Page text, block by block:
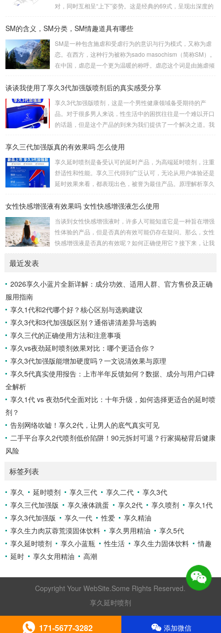
对，同时互相呈“上下”姿势。这是经典的69式，呈现出深度的
头枕女方大腿。这种体位让双方能更轻松地互相口爱。3、立
考验了男女双方身体素质，需慎重尝试。侧躺式的舒适之处这
一姿势的独特之处在于，女性可以更轻松地掌控伴侣的口舌刺
激，同时避免疲劳。男性则可通过合适的角度和...
SM的含义，SM分类，SM情趣道具有哪些
SM是一种包含施虐和受虐行为的意识与行为模式，又称为虐
恋。在西方，这种行为被称为sado masochism（简称SM）。
在中国，虐恋是一个更为温暖的称呼。虐恋这个词是由施虐倾
英文简写即我们通常所说的SM。SM情趣道具包括捆绑和束
野外调教、蜡烛、冰块、夹子、鞭打、头发、剃体毛等。这些
道具在使用时需要注意安全和卫生，尤其是涉及到身体部位的
刺激和捆绑时，要注意血...
谈谈我使用了享久3代加强版喷剂后的真实感受分享
享久3代加强版喷剂，这是一个男性健康领域备受期待的产
品。对于很多男人来说，性生活中的困扰往往是一个难以开口
的话题，但是这个产品的到来为我们提供了一个解决之道。我
事时间方面提供了显著的帮助。首先，我要强调的是这个产品
然后轻轻按摩，稍等片刻，你就可以享受到它的效果了。这一
点对我来说非常重要，因为它不需要繁琐的准备或额外的设
备，而是一个方便且离不开家的解决方案。当我第一次使用...
享久三代加强版真的有效果吗 怎么使用
享久延时喷剂是备受认可的延时产品，为高端延时喷剂，注重
舒适性和性能。享久三代得到广泛认可，无论从用户体验还是
延时效果来看，都表现出色，被誉为最佳产品。原理解析享久
物、马鹿茸、人参、秦椒、乙醇等。这些成分不仅减少敏感度
保留性生活的乐趣。产品特性起效时间：15分钟延时时间：3
0分钟左右最长有效时间：15小时15分钟开始起效，30分钟至
7小时内效果最佳，15小时内持续有效。清洗...
女性快感增强液有效果吗 女性快感增强液怎么使用
当谈到女性快感增强液时，许多人可能知道它是一种旨在增强
性体验的产品，但是否真的有效可能仍存在疑问。那么，女性
快感增强液是否真的有效呢？如何正确使用它？接下来，让我
于提高性表现，并增加私处的敏感度，从而改善性生活。如果
足你的生理需求。女性快感增强液的使用方法女性快感...
最近发表
2026享久小蓝片全新详解：成分功效、适用人群、官方售价及正确
服用指南
享久1代和2代哪个好？核心区别与选购建议
享久3代和3代加强版区别？通俗讲清差异与选购
享久三代的正确使用方法和注意事项
享久vs夜劲延时喷剂效果对比：哪个更适合你？
享久3代加强版能增加硬度吗？一文说清效果与原理
享久5代真实使用报告：上市半年反馈如何？数据、成分与用户口碑
全解析
享久1代 vs 夜劲5代全面对比：十年升级，如何选择更适合的延时喷
剂？
告别网络吹嘘！享久2代，让男人的底气真实可见
二手平台享久2代喷剂低价陷阱！90元拆封可退？行家揭秘背后健康
风险
标签列表
享久 延时喷剂 享久三代 享久二代
享久3代
享久三代加强版
享久液体跳蛋 享久2代 享久喷剂
享久1代
享久3代加强版
享久一代 性爱
享久精油
享久生力肉苁蓉荒漠固体饮料
享久男用精油
享久5代
享久延时喷剂
享久小蓝瓶 性生活 享久生力固体饮料
情趣
延时
享久女用精油 高潮
Copyright Your WebSite.Some Rights Reserved.
享久延时喷剂
171-5677-3282 添加微信